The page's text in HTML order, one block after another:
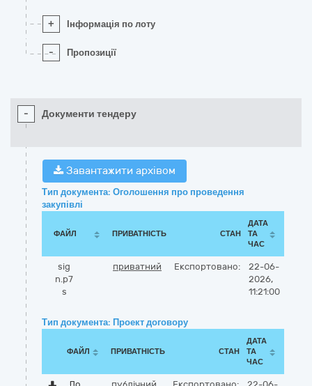
+ Інформація по лоту
- Пропозиції
- Документи тендеру
Завантажити архівом
Тип документа: Оголошення про проведення
закупівлі
ФАЙЛ ПРИВАТНІСТЬ СТАН
ДАТА
ТА
ЧАС
sig
n.p7
s
приватний Експортовано:
22-06-
2026,
11:21:00
Тип документа: Проект договору
ФАЙЛ ПРИВАТНІСТЬ СТАН
ДАТА
ТА
ЧАС